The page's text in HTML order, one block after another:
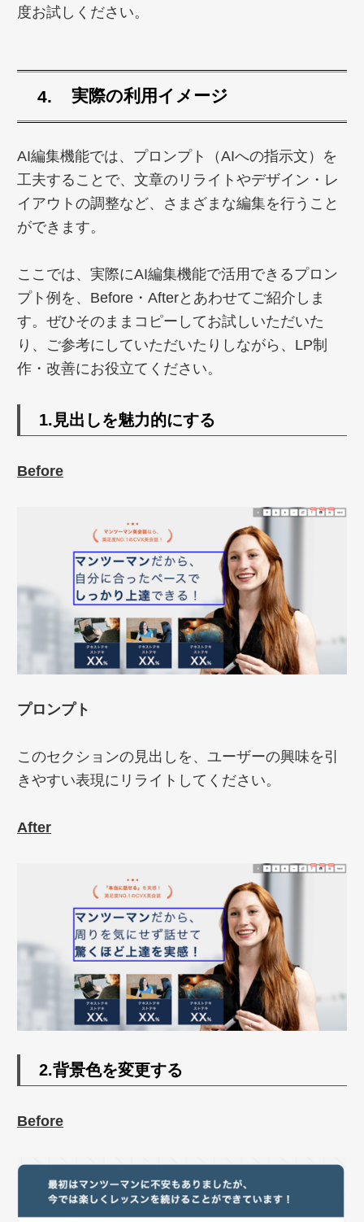
度お試しください。
実際の利用イメージ
AI編集機能では、プロンプト（AIへの指示文）を
工夫することで、文章のリライトやデザイン・レ
イアウトの調整など、さまざまな編集を行うこと
ができます。
ここでは、実際にAI編集機能で活用できるプロン
プト例を、Before・Afterとあわせてご紹介しま
す。ぜひそのままコピーしてお試しいただいた
り、ご参考にしていただいたりしながら、LP制
作・改善にお役立てください。
1.見出しを魅力的にする
Before
プロンプト
このセクションの見出しを、ユーザーの興味を引
きやすい表現にリライトしてください。
After
2.背景色を変更する
Before